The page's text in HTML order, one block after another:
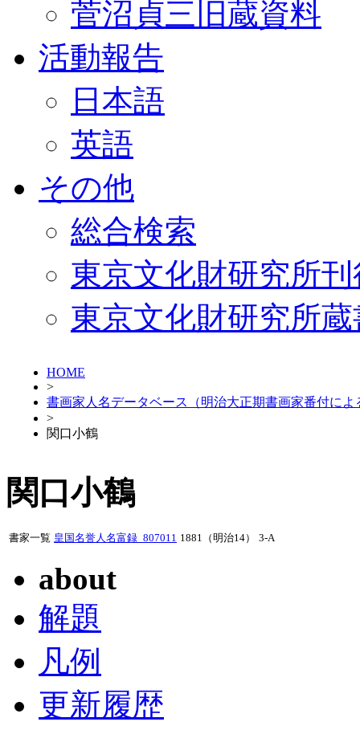
菅沼貞三旧蔵資料
活動報告
日本語
英語
その他
総合検索
東京文化財研究所
東京文化財研究所
HOME
>
書画家人名データベース（明治大正期書画家番付によ
>
関口小鶴
関口小鶴
書家一覧 皇国名誉人名富録_807011 1881（明治14） 3-A
about
解題
凡例
更新履歴